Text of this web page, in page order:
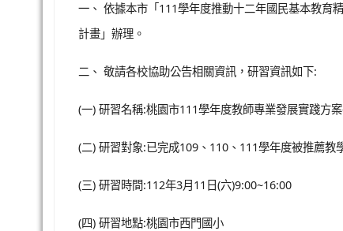
一、 依據本市「111學年度推動十二年國民基本教育
計畫」辦理。
二、 敬請各校協助公告相關資訊，研習資訊如下:
(一) 研習名稱:桃園市111學年度教師專業發展實踐方
(二) 研習對象:已完成109、110、111學年度被推薦
(三) 研習時間:112年3月11日(六)9:00~16:00
(四) 研習地點:桃園市西門國小